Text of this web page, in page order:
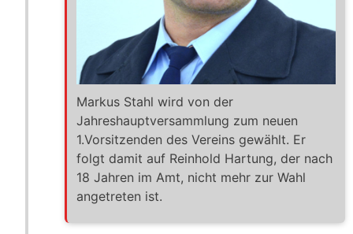
Markus Stahl wird von der
Jahreshauptversammlung zum neuen
1.Vorsitzenden des Vereins gewählt. Er
folgt damit auf Reinhold Hartung, der nach
18 Jahren im Amt, nicht mehr zur Wahl
angetreten ist.